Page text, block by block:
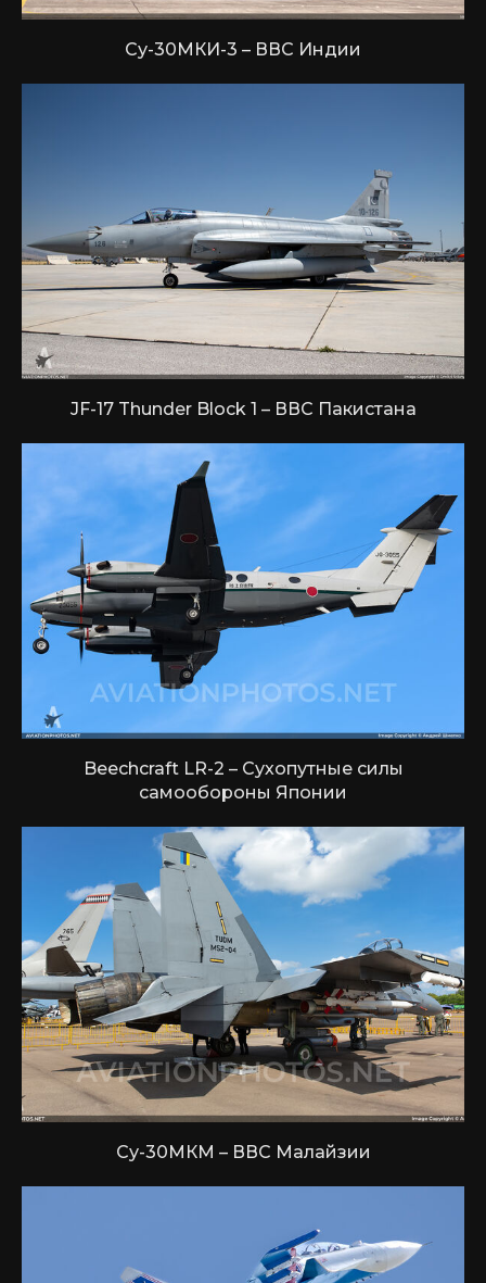
Су-30МКИ-3 – ВВС Индии
JF-17 Thunder Block 1 – ВВС Пакистана
Beechcraft LR-2 – Сухопутные силы
самообороны Японии
Су-30МКМ – ВВС Малайзии